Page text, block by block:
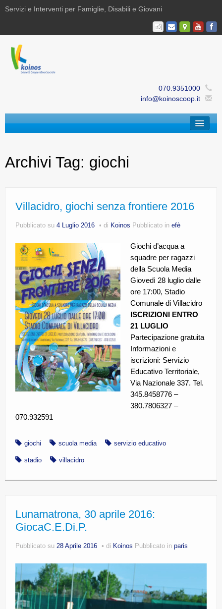
Servizi e Interventi per Famiglie, Disabili e Giovani
070.9351000
info@koinoscoop.it
Area Famiglie e Minori | Efè
Area Giovani | Bajania
Area Ricerca, Documentazione e Formazione |
CONTATTI
Whistleblowing
Lavora con noi
Centro Antiviolenza “Feminas” | PLUS Sanluri –
Guspini
Archivi Tag: giochi
Villacidro, giochi senza frontiere 2016
Pubblicato su 4 Luglio 2016 di Koinos Pubblicato in efè
Giochi d’acqua a
squadre per ragazzi
della Scuola Media
Giovedì 28 luglio dalle
ore 17:00, Stadio
Comunale di Villacidro
ISCRIZIONI ENTRO
21 LUGLIO
Partecipazione gratuita
Informazioni e
iscrizioni: Servizio
Educativo Territoriale,
Via Nazionale 337. Tel.
345.8458776 –
380.7806327 –
070.932591
giochi scuola media servizio educativo
stadio villacidro
Lunamatrona, 30 aprile 2016:
GiocaC.E.Di.P.
Pubblicato su 28 Aprile 2016 di Koinos Pubblicato in paris